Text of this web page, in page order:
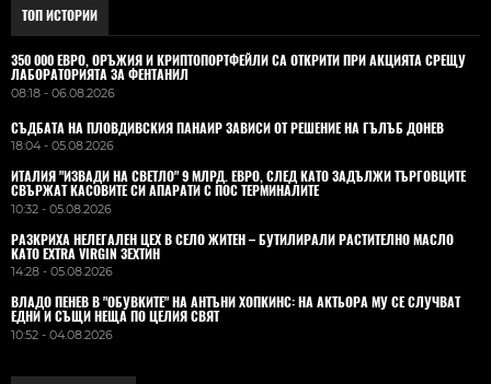
ТОП ИСТОРИИ
350 000 ЕВРО, ОРЪЖИЯ И КРИПТОПОРТФЕЙЛИ СА ОТКРИТИ ПРИ АКЦИЯТА СРЕЩУ
ЛАБОРАТОРИЯТА ЗА ФЕНТАНИЛ
08:18 - 06.08.2026
СЪДБАТА НА ПЛОВДИВСКИЯ ПАНАИР ЗАВИСИ ОТ РЕШЕНИЕ НА ГЪЛЪБ ДОНЕВ
18:04 - 05.08.2026
ИТАЛИЯ "ИЗВАДИ НА СВЕТЛО" 9 МЛРД. ЕВРО, СЛЕД КАТО ЗАДЪЛЖИ ТЪРГОВЦИТЕ
СВЪРЖАТ КАСОВИТЕ СИ АПАРАТИ С ПОС ТЕРМИНАЛИТЕ
10:32 - 05.08.2026
РАЗКРИХА НЕЛЕГАЛЕН ЦЕХ В СЕЛО ЖИТЕН – БУТИЛИРАЛИ РАСТИТЕЛНО МАСЛО
КАТО EXTRA VIRGIN ЗЕХТИН
14:28 - 05.08.2026
ВЛАДO ПЕНЕВ В "ОБУВКИТЕ" НА АНТЪНИ ХОПКИНС: НА АКТЬОРА МУ СЕ СЛУЧВАТ
ЕДНИ И СЪЩИ НЕЩА ПО ЦЕЛИЯ СВЯТ
10:52 - 04.08.2026